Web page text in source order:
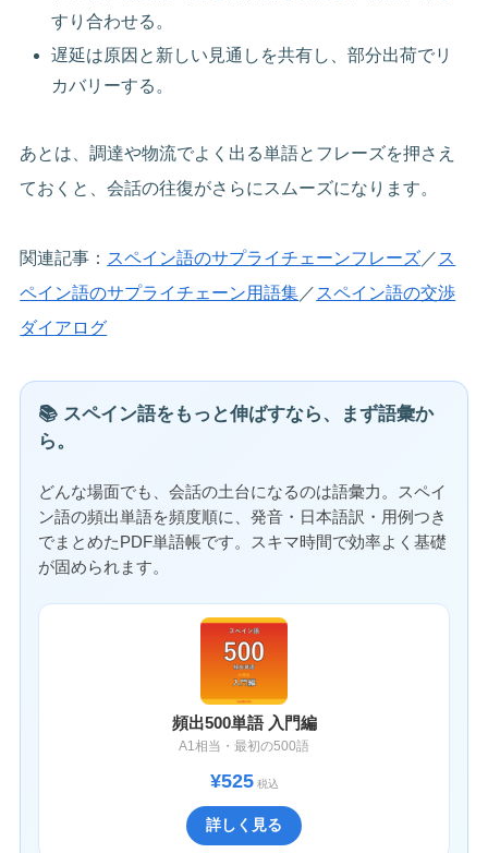
すり合わせる。
遅延は原因と新しい見通しを共有し、部分出荷でリ
カバリーする。
あとは、調達や物流でよく出る単語とフレーズを押さえ
ておくと、会話の往復がさらにスムーズになります。
関連記事： スペイン語のサプライチェーンフレーズ ／ ス
ペイン語のサプライチェーン用語集 ／ スペイン語の交渉
ダイアログ
📚 スペイン語をもっと伸ばすなら、まず語彙か
ら。
どんな場面でも、会話の土台になるのは語彙力。スペイ
ン語の頻出単語を頻度順に、発音・日本語訳・用例つき
でまとめたPDF単語帳です。スキマ時間で効率よく基礎
が固められます。
頻出500単語 入門編
A1相当・最初の500語
¥525税込
詳しく見る